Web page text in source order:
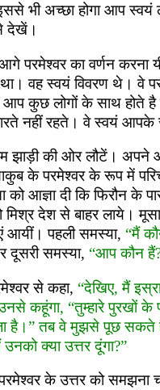
भी अच्छा होगा आप
देखें।
परमेश्वर का वर्णन करना
वह स्वयं विवरण थे। वे
कुछ लोगों के साथ होते है
नहीं रहते। वे स्वयं आपके
झाड़ी की ओर लौटें। अपने
के परमेश्वर के रूप में
को आज्ञा दी कि फिरौन के
मिश्र देश से बाहर लाये।
आयीं। पहली समस्या, “मैं
दूसरी समस्या, “आप कौन
से कहा, “देखिए, मैं
कहूंगा, “तुम्हारे पुरखों के
है।” तब वे मुझसे पूछ सकते
क्या उत्तर दूंगा?”
के उत्तर को समझना